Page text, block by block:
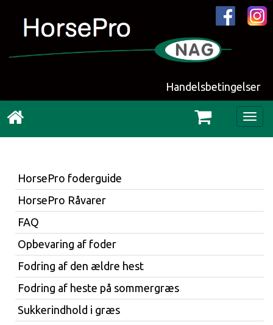
Handelsbetingelser
HorsePro foderguide
HorsePro Råvarer
FAQ
Opbevaring af foder
Fodring af den ældre hest
Fodring af heste på sommergræs
Sukkerindhold i græs